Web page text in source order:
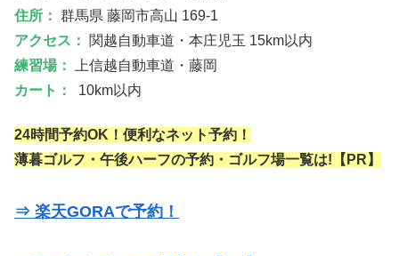
住所： 群馬県 藤岡市高山 169-1
アクセス：
関越自動車道・本庄児玉 15km以内
練習場：
上信越自動車道・藤岡
カート：
10km以内
24時間予約OK！便利なネット予約！
薄暮ゴルフ・午後ハーフの予約・ゴルフ場一覧は!【PR】
⇒ 楽天GORAで予約！